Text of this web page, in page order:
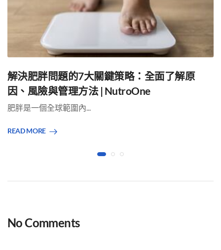
解決肥胖問題的7大關鍵策略：全面了解原
因、風險與管理方法 | NutroOne
肥胖是一個全球範圍內...
READ MORE
No Comments